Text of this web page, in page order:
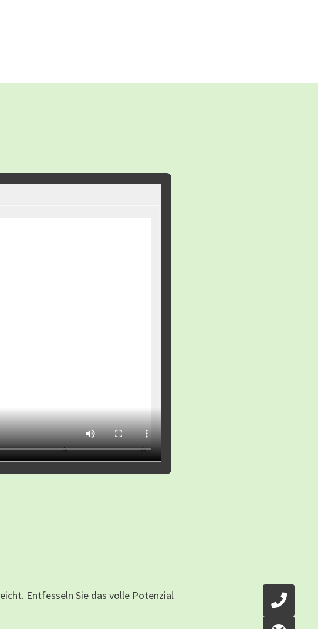
Entfesseln Sie das volle Potenzial